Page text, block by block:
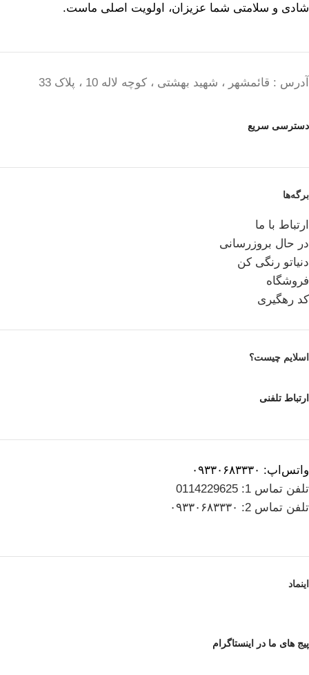
شادی و سلامتی شما عزیزان، اولویت اصلی ماست.
آدرس : قائمشهر ، شهید بهشتی ، کوچه لاله 10 ، پلاک 33
دسترسی سریع
برگه‌ها
ارتباط با ما
در حال بروزرسانی
دنیاتو رنگی کن
فروشگاه
کد رهگیری
اسلایم چیست؟
ارتباط تلفنی
واتس‌اپ: ۰۹۳۳۰۶۸۳۳۳۰
تلفن تماس 1: 0114229625
تلفن تماس 2: ۰۹۳۳۰۶۸۳۳۳۰
اینماد
پیج های ما در اینستاگرام